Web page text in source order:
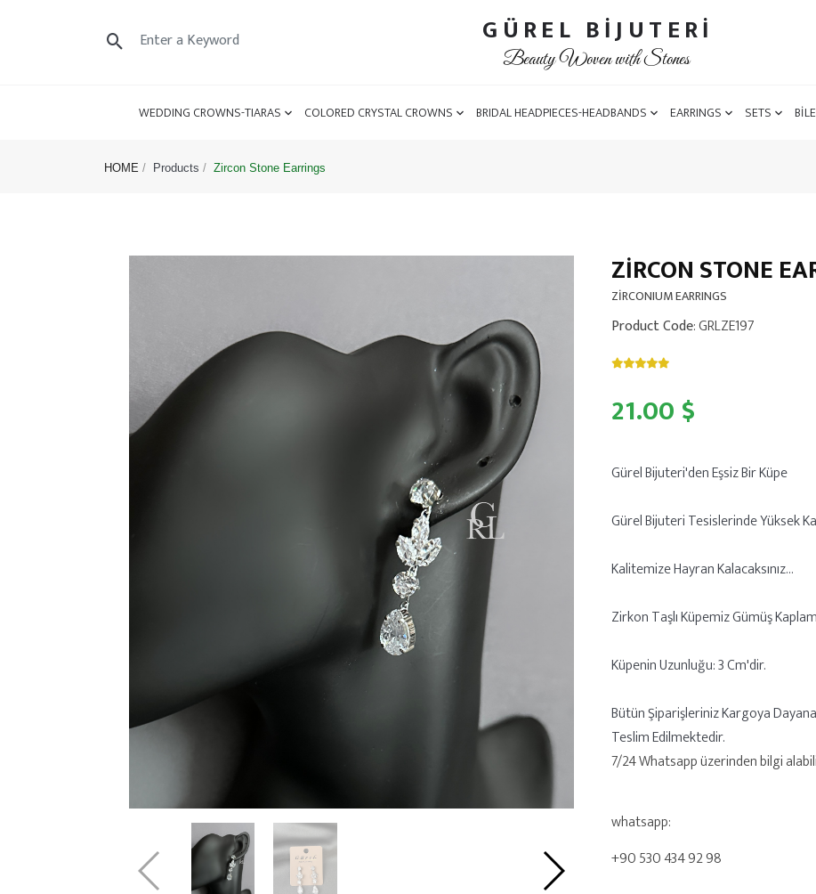
GÜREL BİJUTERİ
Beauty Woven with Stones
WEDDING CROWNS-TIARAS COLORED CRYSTAL CROWNS BRIDAL HEADPIECES-HEADBANDS EARRINGS SETS
HOME Products Zircon Stone Earrings
ZIRCON STONE
ZİRCONIUM EARRINGS
Product Code: GRLZE197
21.00 $
Gürel Bijuteri'den Eşsiz Bir Küpe
Gürel Bijuteri Tesislerinde Yüksek
Kalitemize Hayran Kalacaksınız...
Zirkon Taşlı Küpemiz Gümüş
Küpenin Uzunluğu: 3 Cm'dir.
Bütün Şiparişleriniz Kargoya
Teslim Edilmektedir.
7/24 Whatsapp üzerinden bilgi
whatsapp:
+90 530 434 92 98